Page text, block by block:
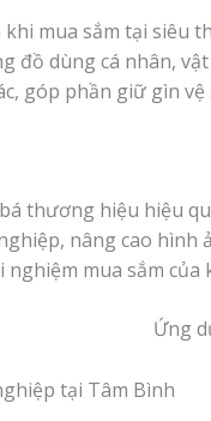
mua sắm tại siêu
đồ dùng cá nhân,
góp phần giữ gìn
thương hiệu hiệu
nâng cao hình
mua sắm của
tại Tâm Bình